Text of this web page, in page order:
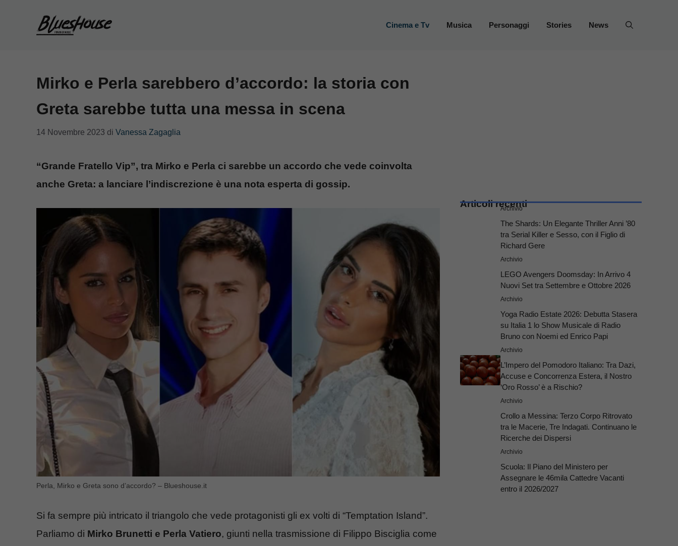
Cinema e Tv Musica Personaggi Stories News
Mirko e Perla sarebbero d’accordo: la storia con
Greta sarebbe tutta una messa in scena
14 Novembre 2023 di Vanessa Zagaglia
“Grande Fratello Vip”, tra Mirko e Perla ci sarebbe un accordo che vede coinvolta
anche Greta: a lanciare l’indiscrezione è una nota esperta di gossip.
Perla, Mirko e Greta sono d’accordo? – Blueshouse.it
Si fa sempre più intricato il triangolo che vede protagonisti gli ex volti di “Temptation Island”.
Parliamo di Mirko Brunetti e Perla Vatiero, giunti nella trasmissione di Filippo Bisciglia come
Articoli recenti
Archivio
The Shards: Un Elegante Thriller Anni ’80
tra Serial Killer e Sesso, con il Figlio di
Richard Gere
Archivio
LEGO Avengers Doomsday: In Arrivo 4
Nuovi Set tra Settembre e Ottobre 2026
Archivio
Yoga Radio Estate 2026: Debutta Stasera
su Italia 1 lo Show Musicale di Radio
Bruno con Noemi ed Enrico Papi
Archivio
L’Impero del Pomodoro Italiano: Tra Dazi,
Accuse e Concorrenza Estera, il Nostro
‘Oro Rosso’ è a Rischio?
Archivio
Crollo a Messina: Terzo Corpo Ritrovato
tra le Macerie, Tre Indagati. Continuano le
Ricerche dei Dispersi
Archivio
Scuola: Il Piano del Ministero per
Assegnare le 46mila Cattedre Vacanti
entro il 2026/2027